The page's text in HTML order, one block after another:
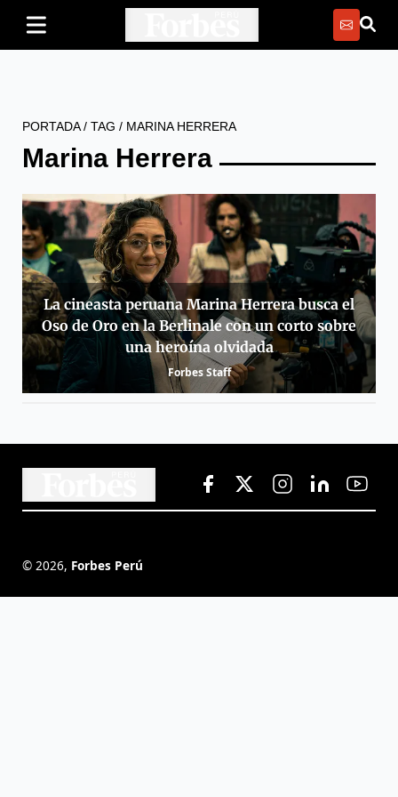
PORTADA/ TAG / MARINA HERRERA
Marina Herrera
La cineasta peruana Marina Herrera busca el
Oso de Oro en la Berlinale con un corto sobre
una heroína olvidada
Forbes Staff
© 2026, Forbes Perú